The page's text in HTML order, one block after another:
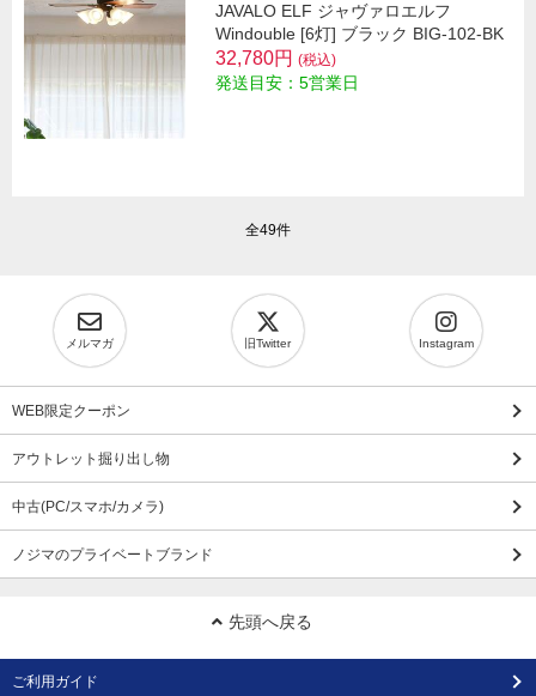
JAVALO ELF ジャヴァロエルフ
Windouble [6灯] ブラック BIG-102-BK
32,780円 (税込)
発送目安：5営業日
全49件
メルマガ 旧Twitter Instagram
WEB限定クーポン
アウトレット掘り出し物
中古(PC/スマホ/カメラ)
ノジマのプライベートブランド
先頭へ戻る
ご利用ガイド